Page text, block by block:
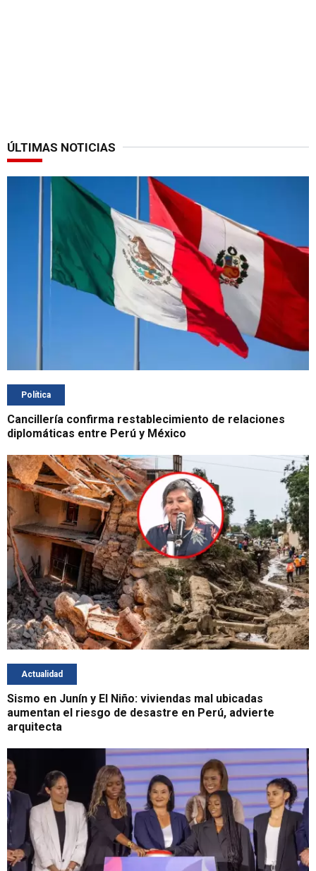
ÚLTIMAS NOTICIAS
Política
Cancillería confirma restablecimiento de relaciones
diplomáticas entre Perú y México
Actualidad
Sismo en Junín y El Niño: viviendas mal ubicadas
aumentan el riesgo de desastre en Perú, advierte
arquitecta